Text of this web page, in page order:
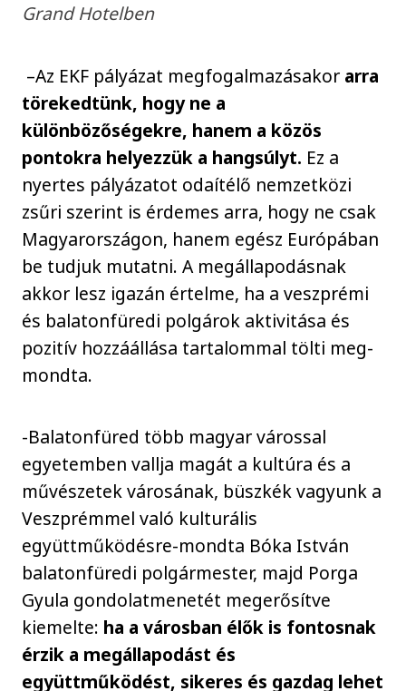
Grand Hotelben
–Az EKF pályázat megfogalmazásakor arra
törekedtünk, hogy ne a
különbözőségekre, hanem a közös
pontokra helyezzük a hangsúlyt. Ez a
nyertes pályázatot odaítélő nemzetközi
zsűri szerint is érdemes arra, hogy ne csak
Magyarországon, hanem egész Európában
be tudjuk mutatni. A megállapodásnak
akkor lesz igazán értelme, ha a veszprémi
és balatonfüredi polgárok aktivitása és
pozitív hozzáállása tartalommal tölti meg-
mondta.
-Balatonfüred több magyar várossal
egyetemben vallja magát a kultúra és a
művészetek városának, büszkék vagyunk a
Veszprémmel való kulturális
együttműködésre-mondta Bóka István
balatonfüredi polgármester, majd Porga
Gyula gondolatmenetét megerősítve
kiemelte: ha a városban élők is fontosnak
érzik a megállapodást és
együttműködést, sikeres és gazdag lehet